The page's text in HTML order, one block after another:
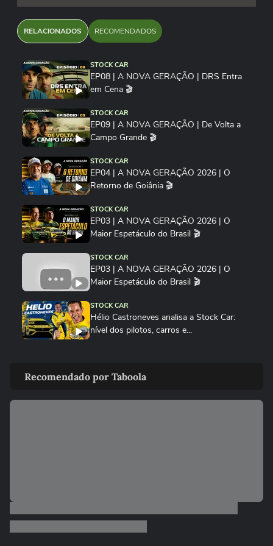
RELACIONADOS RECOMENDADOS
STOCK CAR
EP08 | A NOVA GERAÇÃO | DRS Entra
em Cena 🎬
STOCK CAR
EP09 | A NOVA GERAÇÃO | De Volta a
Campo Grande 🎬
STOCK CAR
EP04 | A NOVA GERAÇÃO 2026 | O
Retorno de Goiânia 🎬
STOCK CAR
EP03 | A NOVA GERAÇÃO 2026 | O
Maior Espetáculo do Brasil 🎬
STOCK CAR
EP03 | A NOVA GERAÇÃO 2026 | O
Maior Espetáculo do Brasil 🎬
STOCK CAR
Hélio Castroneves analisa a Stock Car:
nível dos pilotos, carros e...
equipe após pódio na Stock...
STOCK CAR
Dupla de sósias faz sucesso...
Recomendado por Taboola